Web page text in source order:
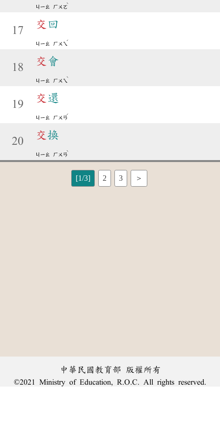
ㄐㄧㄠ ㄏㄨㄛ
ˋ
17
交 回
ㄐㄧㄠ ㄏㄨㄟ
ˊ
18
交 會
ㄐㄧㄠ ㄏㄨㄟ
ˋ
19
交 還
ㄐㄧㄠ ㄏㄨㄢ
ˊ
20
交 換
ㄐㄧㄠ ㄏㄨㄢ
ˋ
[1/3] 2 3 ＞
中華民國教育部 版權所有
©2021 Ministry of Education, R.O.C. All rights reserved.